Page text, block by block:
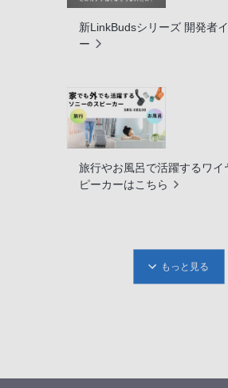
新LinkBudsシリーズ 開発者
ー
旅行やお風呂で活躍するワイ
ピーカーはこちら
もっと見る